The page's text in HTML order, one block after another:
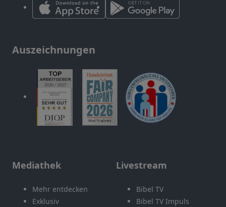
Auszeichnungen
Mediathek
Mehr entdecken
Exklusiv
Livestream
Bibel TV
Bibel TV Impuls